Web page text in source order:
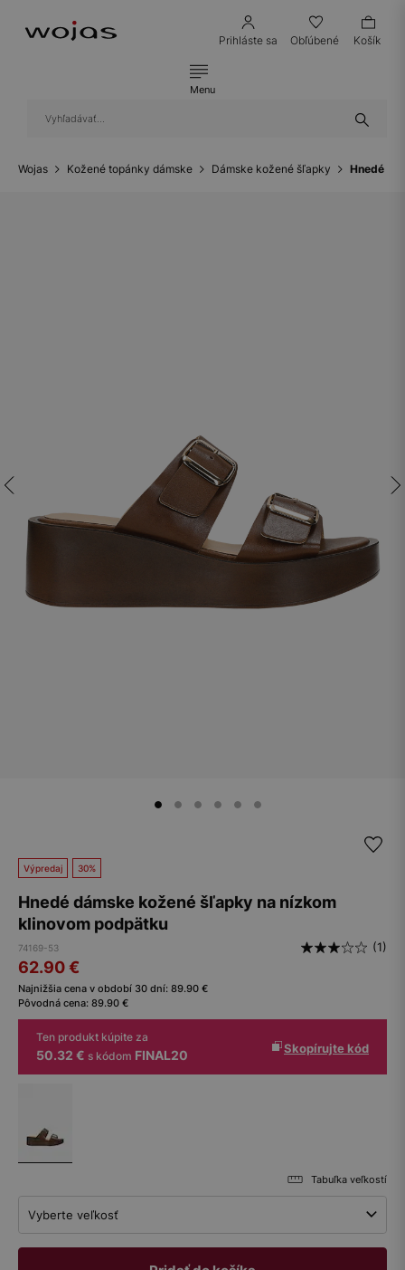
Prihláste sa Obľúbené Košík
Menu
Wojas Kožené topánky dámske Dámske kožené šľapky Hnedé
Výpredaj 30%
Hnedé dámske kožené šľapky na nízkom
klinovom podpätku
74169-53 (1)
62.90€
Najnižšia cena v období 30 dní: 89.90 €
Pôvodná cena: 89.90 €
Ten produkt kúpite za
50.32 € s kódom FINAL20 Skopírujte kód
Tabuľka veľkostí
Vyberte veľkosť